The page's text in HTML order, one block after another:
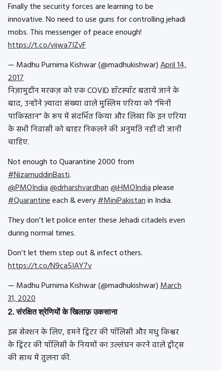
Finally the security forces are learning to be
innovative. No need to use guns for controlling jehadi
mobs. This messenger of peace enough!
https://t.co/vijwa7IZvF
— Madhu Purnima Kishwar (@madhukishwar)April 14,
2017
निज़ामुद्दीन मरकज़ को एक COVID हॉटस्पॉट बताये जाने के
बाद, उन्होंने ज़्यादा संख्या वाले मुस्लिम एरिया को “मिनी
पाकिस्तान” के रूप में संदर्भित किया और लिखा कि इन एरिया
के सभी निवासी को बाहर निकलने की अनुमति नहीं दी जानी
चाहिए.
Not enough to Quarantine 2000 from
#NizamuddinBasti.
@PMOIndia@drharshvardhan@HMOIndiaplease
#Quarantineeach & every#MiniPakistanin India.
They don’t let police enter these Jehadi citadels even
during normal times.
Don’t let them step out & infect others.
https://t.co/N9ca5IAY7v
— Madhu Purnima Kishwar (@madhukishwar)March
31, 2020
2. संरक्षित श्रेणियों के खिलाफ़ उकसाना
इस सेक्शन के लिए, हमने ट्विटर की पॉलिसी और मधु किश्वर
के ट्विटर की पॉलिसी के नियमों का उल्लंघन करने वाले ट्वीट्स
की साथ में तुलना की.